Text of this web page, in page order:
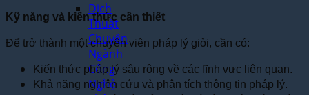
Dịch
Thuật
Chuyên
Ngành
Công
Nghệ
Kỹ năng và kiến thức cần thiết
Để trở thành một chuyên viên pháp lý giỏi, cần có:
Kiến thức pháp lý sâu rộng về các lĩnh vực liên quan.
Khả năng nghiên cứu và phân tích thông tin pháp lý.